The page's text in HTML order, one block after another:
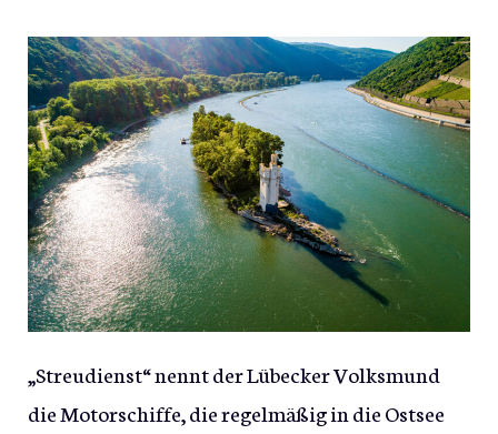
„Streudienst“ nennt der Lübecker Volksmund
die Motorschiffe, die regelmäßig in die Ostsee